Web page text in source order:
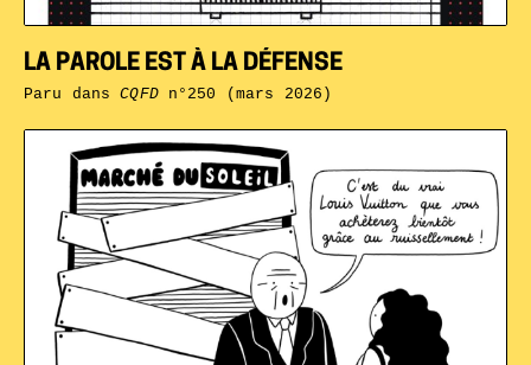
LA PAROLE EST À LA DÉFENSE
Paru dansCQFDn°250 (mars 2026)